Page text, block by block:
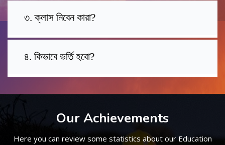
৩. ক্লাস নিবেন কারা?
৪. কিভাবে ভর্তি হবো?
Our Achievements
Here you can review some statistics about our Education